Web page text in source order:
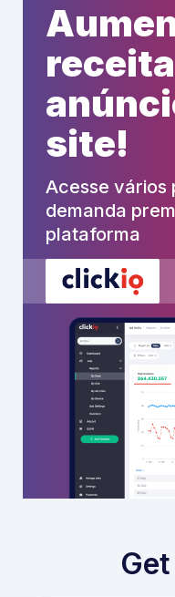
site!
Acesse vários
demanda
plataforma